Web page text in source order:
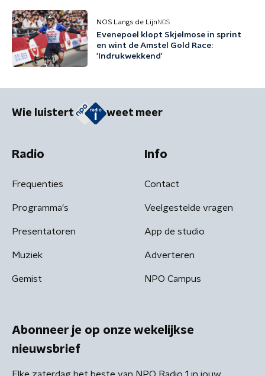
NOS Langs de Lijn NOS
Evenepoel klopt Skjelmose in sprint
en wint de Amstel Gold Race:
'Indrukwekkend'
Wie luistert weet meer
Radio
Frequenties
Programma's
Presentatoren
Muziek
Gemist
Info
Contact
Veelgestelde vragen
App de studio
Adverteren
NPO Campus
Abonneer je op onze wekelijkse
nieuwsbrief
Elke zaterdag het beste van NPO Radio 1 in jouw